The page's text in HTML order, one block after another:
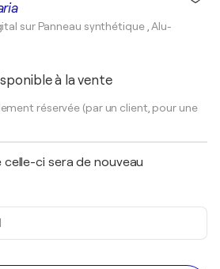
sur Panneau synthétique , Alu-
à la vente
réservée (par un client, pour une
ci sera de nouveau